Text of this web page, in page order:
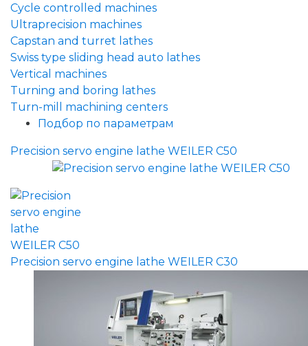
Cycle controlled machines
Ultraprecision machines
Capstan and turret lathes
Swiss type sliding head auto lathes
Vertical machines
Turning and boring lathes
Turn-mill machining centers
Подбор по параметрам
Precision servo engine lathe WEILER C50
Precision servo engine lathe WEILER C30